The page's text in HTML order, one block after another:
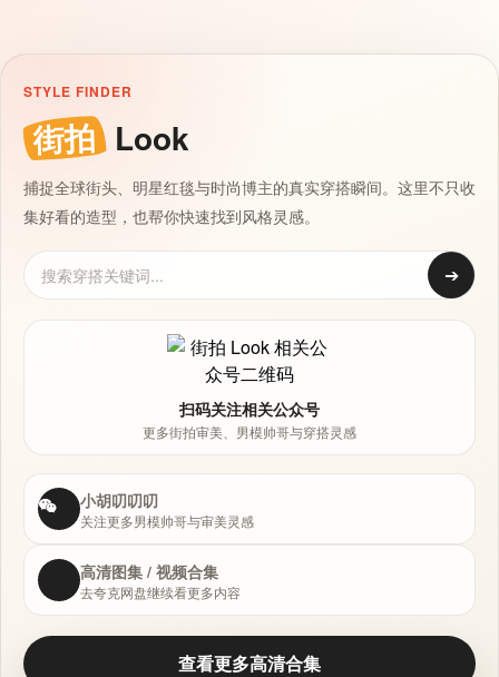
STYLE FINDER
街拍 Look
捕捉全球街头、明星红毯与时尚博主的真实穿搭瞬间。这里不只收
集好看的造型，也帮你快速找到风格灵感。
➔
扫码关注相关公众号
更多街拍审美、男模帅哥与穿搭灵感
小胡叨叨叨
关注更多男模帅哥与审美灵感
高清图集 / 视频合集
去夸克网盘继续看更多内容
查看更多高清合集